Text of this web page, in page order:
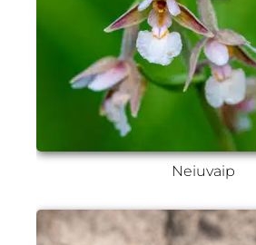
Neiuvaip